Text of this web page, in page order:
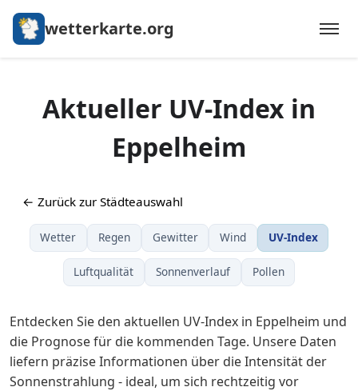
wetterkarte.org
Aktueller UV-Index in
Eppelheim
← Zurück zur Städteauswahl
Wetter Regen Gewitter Wind UV-Index
Luftqualität Sonnenverlauf Pollen
Entdecken Sie den aktuellen UV-Index in Eppelheim und
die Prognose für die kommenden Tage. Unsere Daten
liefern präzise Informationen über die Intensität der
Sonnenstrahlung - ideal, um sich rechtzeitig vor